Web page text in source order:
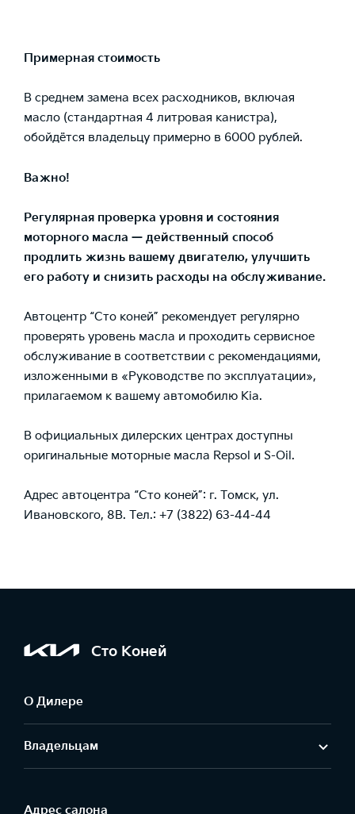
Примерная стоимость
В среднем замена всех расходников, включая
масло (стандартная 4 литровая канистра),
обойдётся владельцу примерно в 6000 рублей.
Важно!
Регулярная проверка уровня и состояния
моторного масла — действенный способ
продлить жизнь вашему двигателю, улучшить
его работу и снизить расходы на обслуживание.
Автоцентр “Сто коней” рекомендует регулярно
проверять уровень масла и проходить сервисное
обслуживание в соответствии с рекомендациями,
изложенными в «Руководстве по эксплуатации»,
прилагаемом к вашему автомобилю Kia.
В официальных дилерских центрах доступны
оригинальные моторные масла Repsol и S-Oil.
Адрес автоцентра “Сто коней”: г. Томск, ул.
Ивановского, 8В. Тел.: +7 (3822) 63-44-44
Сто Коней
О Дилере
Владельцам
Адрес салонa